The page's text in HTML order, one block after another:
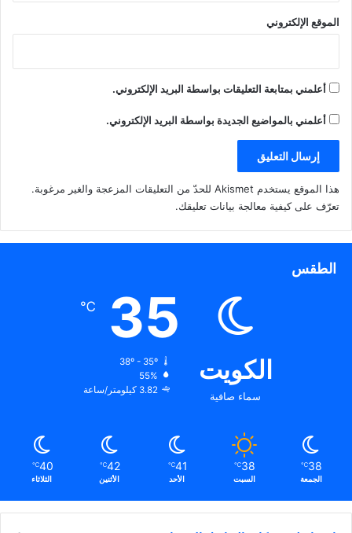
الموقع الإلكتروني
أعلمني بمتابعة التعليقات بواسطة البريد الإلكتروني.
أعلمني بالمواضيع الجديدة بواسطة البريد الإلكتروني.
هذا الموقع يستخدم Akismet للحدّ من التعليقات المزعجة والغير مرغوبة.
تعرّف على كيفية معالجة بيانات تعليقك.
الطقس
الكويت
سماء صافية
35
℃
38º - 35º
55%
3.82 كيلومتر/ساعة
38
℃
الجمعة
38
℃
السبت
41
℃
الأحد
42
℃
الأثنين
40
℃
الثلاثاء